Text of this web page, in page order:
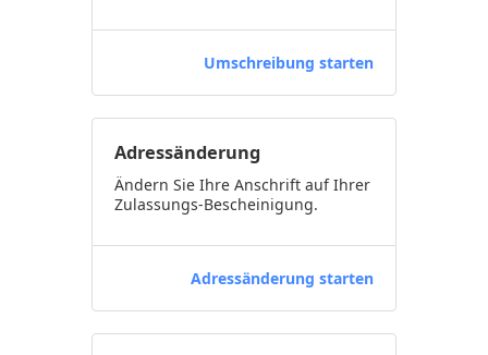
Umschreibung starten
Adressänderung
Ändern Sie Ihre Anschrift auf Ihrer
Zulassungs-Bescheinigung.
Adressänderung starten